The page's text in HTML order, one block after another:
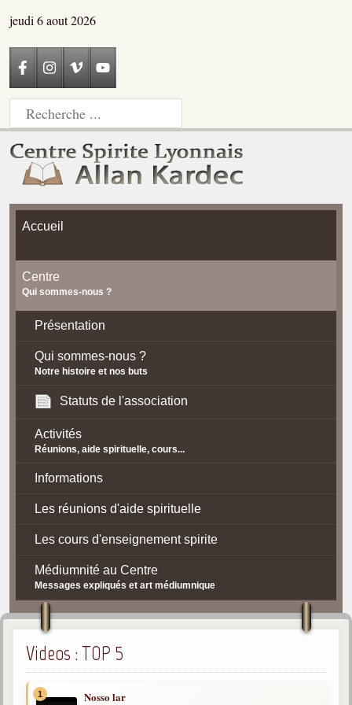
jeudi 6 aout 2026
Accueil
Centre
Qui sommes-nous ?
Présentation
Qui sommes-nous ?
Notre histoire et nos buts
Statuts de l'association
Activités
Réunions, aide spirituelle, cours...
Informations
Les réunions d'aide spirituelle
Les cours d'enseignement spirite
Médiumnité au Centre
Messages expliqués et art médiumnique
Contact / Accès
Plan d'accès
Spiritisme
La doctrine Spirite
Videos : TOP 5
1 Nosso lar